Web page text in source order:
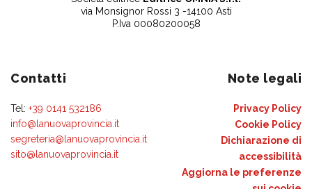
via Monsignor Rossi 3 -14100 Asti
P.Iva 00080200058
Contatti
Tel: +39 0141 532186
info@lanuovaprovincia.it
segreteria@lanuovaprovincia.it
sito@lanuovaprovincia.it
Note legali
Privacy Policy
Cookie Policy
Dichiarazione di
accessibilità
Aggiorna le preferenze